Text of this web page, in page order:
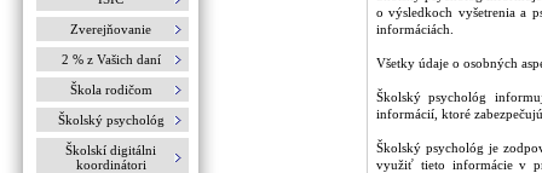
Zverejňovanie
2 % z Vašich daní
Škola rodičom
Školský psychológ
Školskí digitálni
koordinátori
o výsledkoch vyšetrenia a
informáciách.
Všetky údaje o osobných
Školský psychológ
informácií, ktoré
Školský psychológ je
využiť tieto informácie v